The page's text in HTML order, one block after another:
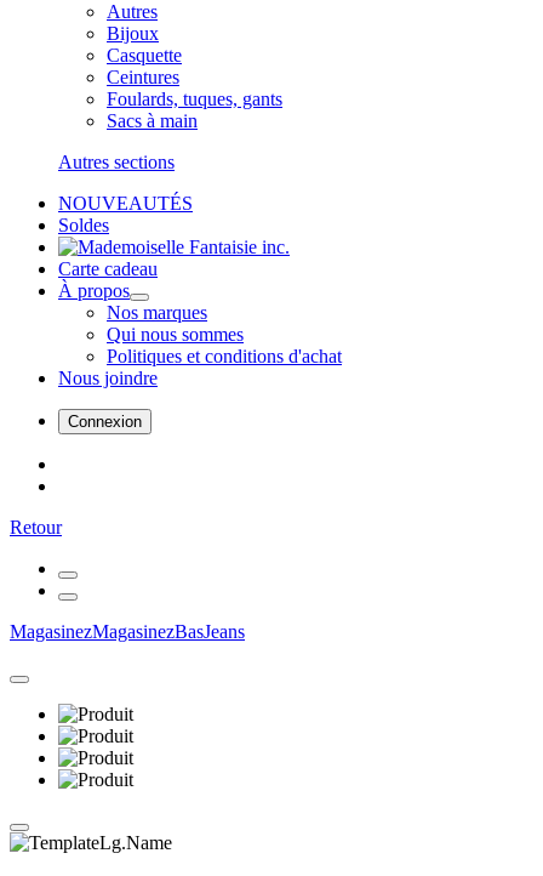
Autres
Bijoux
Casquette
Ceintures
Foulards, tuques, gants
Sacs à main
Autres sections
NOUVEAUTÉS
Soldes
Carte cadeau
À propos
Nos marques
Qui nous sommes
Politiques et conditions d'achat
Nous joindre
Connexion
Retour
MagasinezMagasinezBasJeans